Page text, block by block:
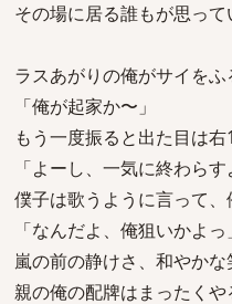
その場に居る誰もが思って
ラスあがりの俺がサイを
「俺が起家か〜」
もう一度振ると出た目は右
「よーし、一気に終わらす
僕子は歌うように言って、
「なんだよ、俺狙いかよっ
嵐の前の静けさ、和やかな
親の俺の配牌はまったく